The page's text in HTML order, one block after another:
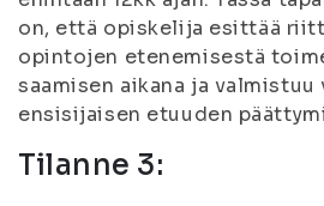
on, että opiskelija esittää
opintojen etenemisestä
saamisen aikana ja
ensisijaisen etuuden
Tilanne 3: